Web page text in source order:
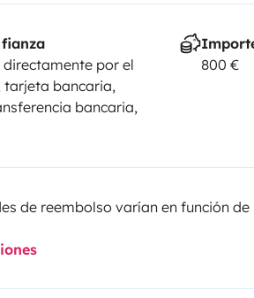
por el
bancaria,
bancaria,
800 €
de reembolso varían en función